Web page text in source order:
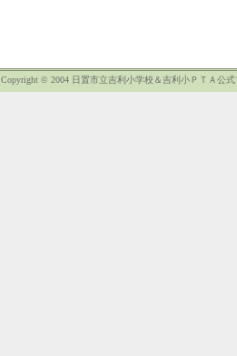
Copyright © 2004 日置市立吉利小学校＆吉利小ＰＴＡ公